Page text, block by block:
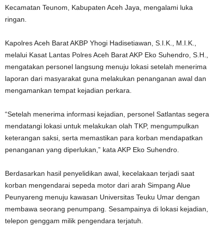
Kecamatan Teunom, Kabupaten Aceh Jaya, mengalami luka
ringan.
Kapolres Aceh Barat AKBP Yhogi Hadisetiawan, S.I.K., M.I.K.,
melalui Kasat Lantas Polres Aceh Barat AKP Eko Suhendro, S.H.,
mengatakan personel langsung menuju lokasi setelah menerima
laporan dari masyarakat guna melakukan penanganan awal dan
mengamankan tempat kejadian perkara.
“Setelah menerima informasi kejadian, personel Satlantas segera
mendatangi lokasi untuk melakukan olah TKP, mengumpulkan
keterangan saksi, serta memastikan para korban mendapatkan
penanganan yang diperlukan,” kata AKP Eko Suhendro.
Berdasarkan hasil penyelidikan awal, kecelakaan terjadi saat
korban mengendarai sepeda motor dari arah Simpang Alue
Peunyareng menuju kawasan Universitas Teuku Umar dengan
membawa seorang penumpang. Sesampainya di lokasi kejadian,
telepon genggam milik pengendara terjatuh.